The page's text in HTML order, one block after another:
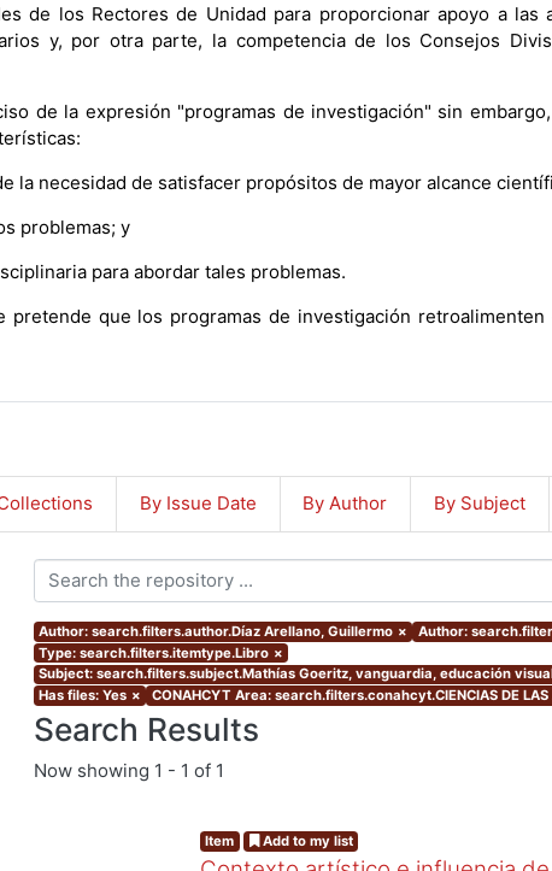
de los Rectores de Unidad para proporcionar apoyo a
y, por otra parte, la competencia de los Consejos
de la expresión "programas de investigación" sin
la necesidad de satisfacer propósitos de mayor alcance
problemas; y
para abordar tales problemas.
que los programas de investigación
By Issue Date By Author By Subject
Author: search.filters.author.Díaz Arellano, Guillermo × Author:
Type: search.filters.itemtype.Libro ×
Subject: search.filters.subject.Mathías Goeritz, vanguardia, educación
Has files: Yes × CONAHCYT Area: search.filters.conahcyt.CIENCIAS DE LAS
Search Results
Now showing 1 - 1 of 1
Item Add to my list